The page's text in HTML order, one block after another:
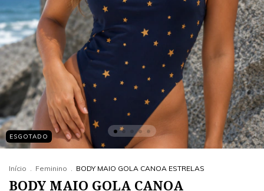
ESGOTADO
Início . Feminino . BODY MAIO GOLA CANOA ESTRELAS
BODY MAIO GOLA CANOA